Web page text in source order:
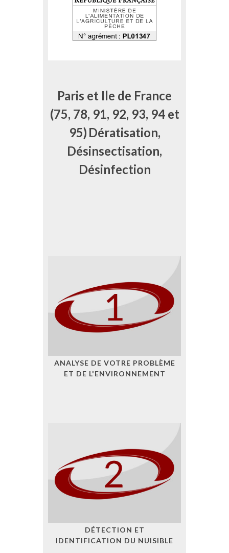
Paris et Ile de France
(75, 78, 91, 92, 93, 94 et
95) Dératisation,
Désinsectisation,
Désinfection
ANALYSE DE VOTRE PROBLÈME
ET DE L'ENVIRONNEMENT
DÉTECTION ET
IDENTIFICATION DU NUISIBLE